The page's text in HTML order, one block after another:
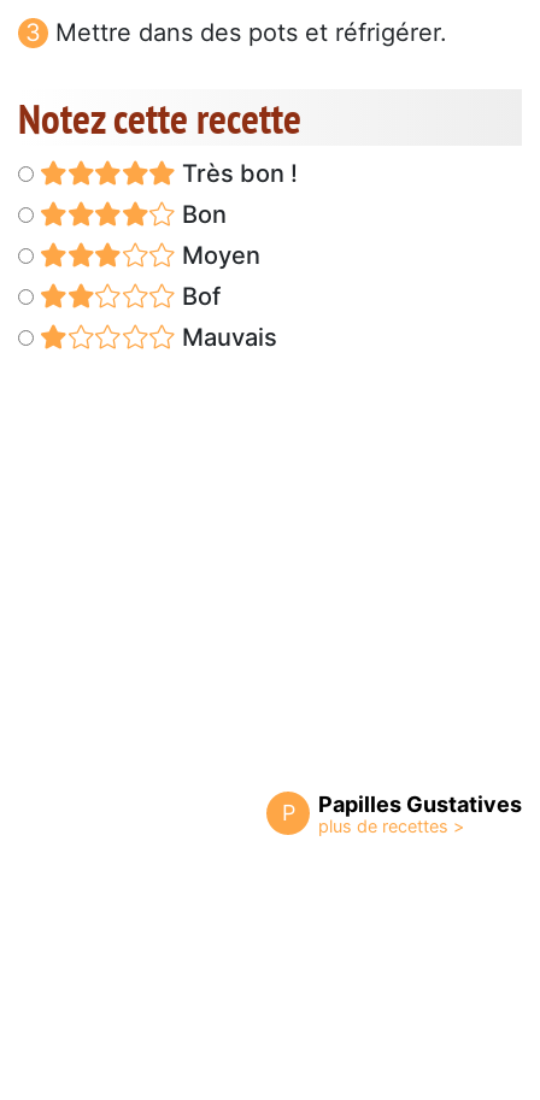
Mettre dans des pots et réfrigérer.
Notez cette recette
Très bon !
Bon
Moyen
Bof
Mauvais
P Papilles Gustatives